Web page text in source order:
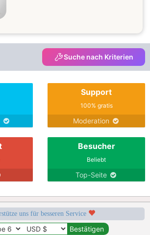
Suche nach Kriterien
Support
100% gratis
Moderation
Besucher
Beliebt
Top-Seite
uns für besseren Service